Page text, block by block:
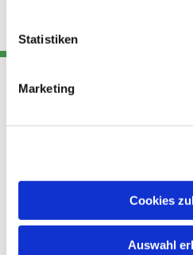
Statistiken
Marketing
Cookies
Auswahl
Adresse
Kirchengemeinde Pfarrei
Hl. Theresa von Avila Berlin
Leitender Pfarrer - Norbert